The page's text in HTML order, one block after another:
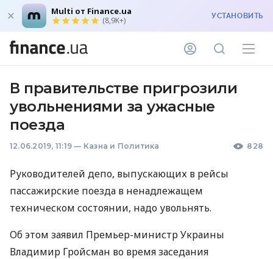
Multi от Finance.ua
(8,9K+) УСТАНОВИТЬ
В правительстве пригрозили
увольнениями за ужасные
поезда
12.06.2019, 11:19 — Казна и Политика 828
Руководителей депо, выпускающих в рейсы
пассажирские поезда в ненадлежащем
техническом состоянии, надо увольнять.
Об этом заявил Премьер-министр Украины
Владимир Гройсман во время заседания